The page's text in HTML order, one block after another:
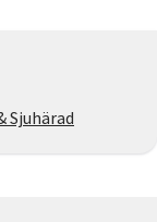
Sjuhärad